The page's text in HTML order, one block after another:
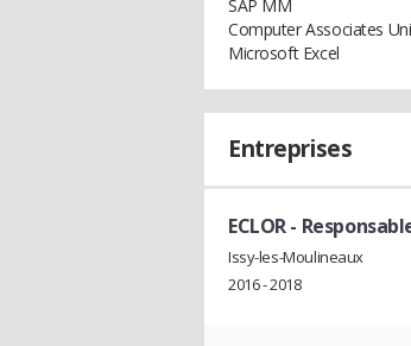
SAP MM
Computer Associates
Microsoft Excel
Entreprises
ECLOR-
Issy-les-Moulineaux
2016 - 2018